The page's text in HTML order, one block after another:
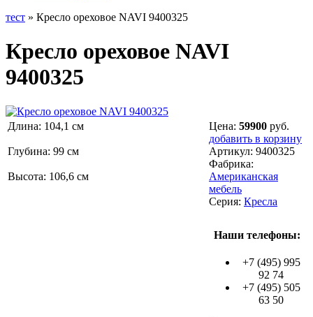
тест » Кресло ореховое NAVI 9400325
Кресло ореховое NAVI
9400325
Длина: 104,1 см
Глубина: 99 см
Высота: 106,6 см
Цена: 59900 руб.
добавить в корзину
Артикул: 9400325
Фабрика:
Американская
мебель
Серия: Кресла
Наши телефоны:
+7 (495) 995
92 74
+7 (495) 505
63 50